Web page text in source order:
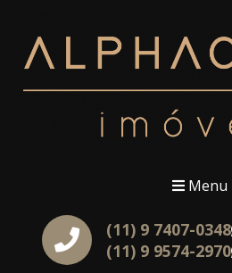
Menu
(11) 9 7407-0348
(11) 9 9574-2970